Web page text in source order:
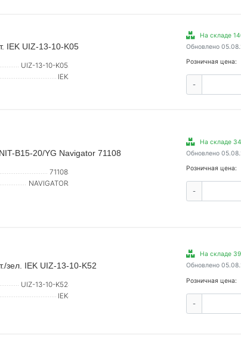
IEK UIZ-13-10-K05
UIZ-13-10-K05
IEK
На складе
Обновлено
Розничная цена:
-
B15-20/YG Navigator 71108
71108
NAVIGATOR
На складе
Обновлено
Розничная цена:
-
зел. IEK UIZ-13-10-K52
UIZ-13-10-K52
IEK
На складе
Обновлено
Розничная цена:
-